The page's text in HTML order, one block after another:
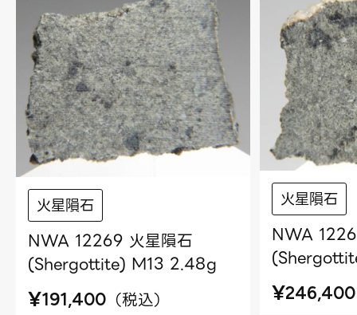
火星隕石
NWA 12269 火星隕石
(Shergottite) M13 2.48g
¥191,400 （税込）
火星隕石
NWA
¥246,400